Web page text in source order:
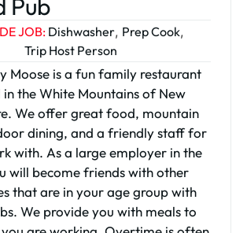
Pub
JOB: Dishwasher, Prep Cook,
Trip Host Person
Moose is a fun family restaurant
in the White Mountains of New
We offer great food, mountain
dining, and a friendly staff for
with. As a large employer in the
will become friends with other
that are in your age group with
We provide you with meals to